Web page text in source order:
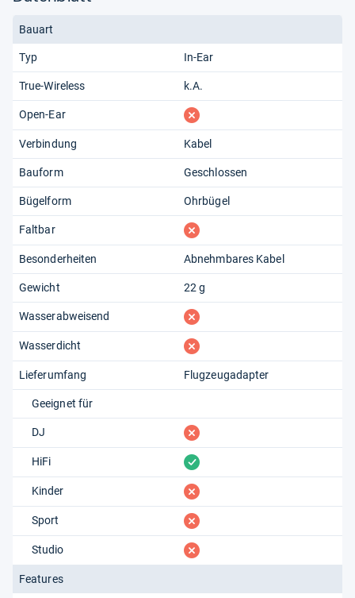
Bauart
Typ In-Ear
True-Wireless k.A.
Open-Ear fehlt
Verbindung Kabel
Bauform Geschlossen
Bügelform Ohrbügel
Faltbar fehlt
Besonderheiten Abnehmbares Kabel
Gewicht 22 g
Wasserabweisend fehlt
Wasserdicht fehlt
Lieferumfang Flugzeugadapter
Geeignet für
DJ fehlt
HiFi vorhanden
Kinder fehlt
Sport fehlt
Studio fehlt
Features